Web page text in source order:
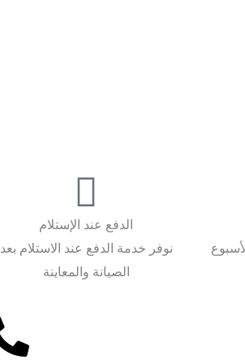
الدفع عند الإستلام
نوفر خدمة الدفع عند الاستلام بعد
الصيانة والمعاينة